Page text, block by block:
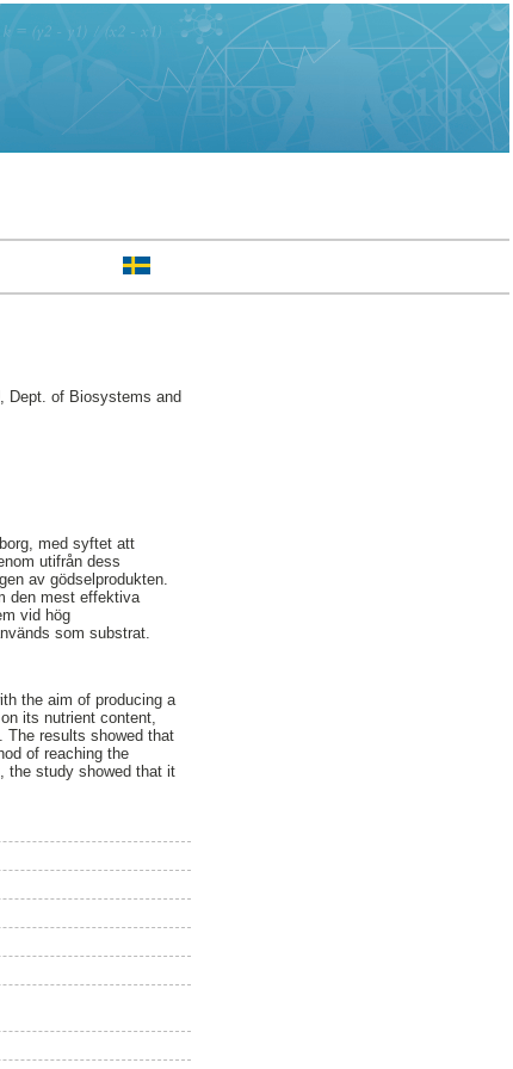
Dept. of Biosystems and
med syftet att
utifrån dess
av gödselprodukten.
den mest effektiva
vid hög
som substrat.
the aim of producing a
its nutrient content,
The results showed that
of reaching the
the study showed that it